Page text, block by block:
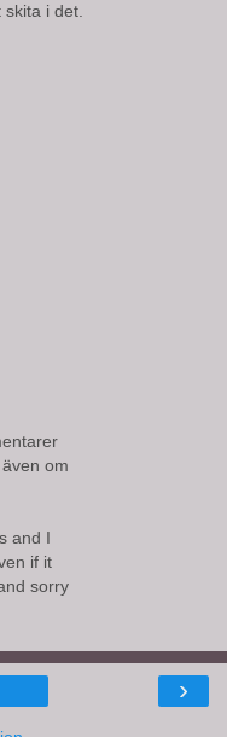
skita i det.
om
and I
if it
sorry
›